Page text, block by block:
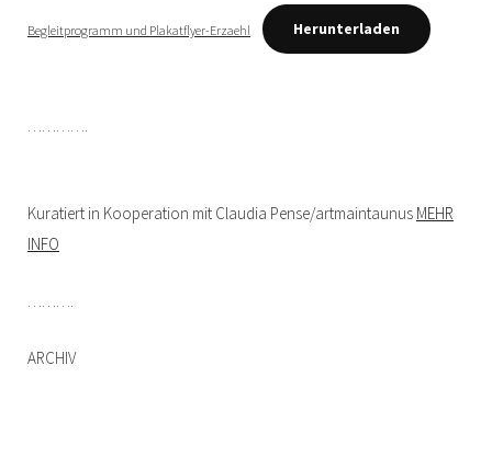
Begleitprogramm und Plakatflyer-Erzaehl Herunterladen
Kuratiert in Kooperation mit Claudia Pense/artmaintaunus MEHR
INFO
ARCHIV